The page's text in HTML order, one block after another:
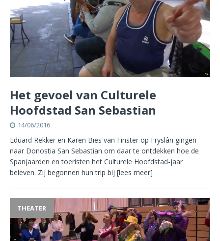
Het gevoel van Culturele
Hoofdstad San Sebastian
14/06/2016
Eduard Rekker en Karen Bies van Finster op Fryslân gingen
naar Donostia San Sebastian om daar te ontdekken hoe de
Spanjaarden en toeristen het Culturele Hoofdstad-jaar
beleven. Zij begonnen hun trip bij [lees meer]
THEATER